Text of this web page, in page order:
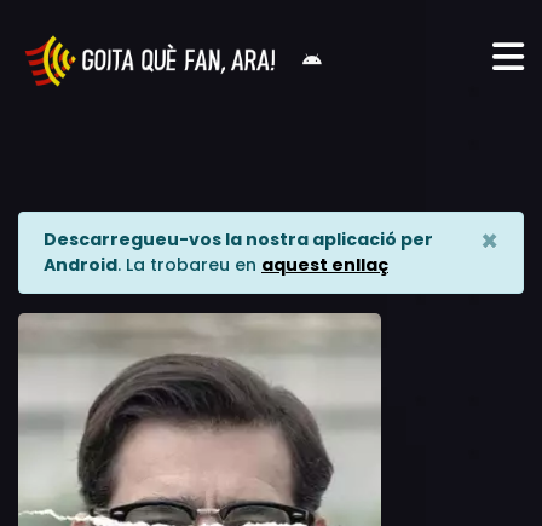
Descarregueu-vos la nostra aplicació per
Android. La trobareu en aquest enllaç
×